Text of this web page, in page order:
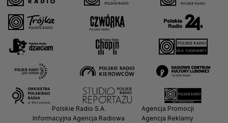
Polskie Radio S.A.
Informacyjna Agencja Radiowa
Agencja Promocji
Agencja Reklamy